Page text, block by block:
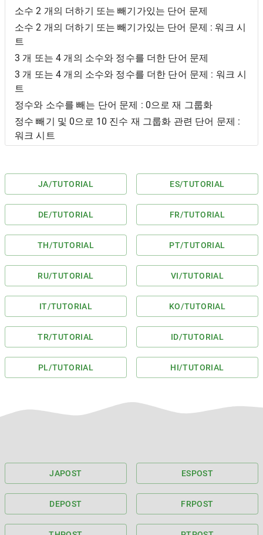
소수 2 개의 더하기 또는 빼기가있는 단어 문제
소수 2 개의 더하기 또는 빼기가있는 단어 문제 : 워크 시
트
3 개 또는 4 개의 소수와 정수를 더한 단어 문제
3 개 또는 4 개의 소수와 정수를 더한 단어 문제 : 워크 시
트
정수와 소수를 빼는 단어 문제 : 0으로 재 그룹화
정수 빼기 및 0으로 10 진수 재 그룹화 관련 단어 문제 :
워크 시트
JA/TUTORIAL ES/TUTORIAL
DE/TUTORIAL FR/TUTORIAL
TH/TUTORIAL PT/TUTORIAL
RU/TUTORIAL VI/TUTORIAL
IT/TUTORIAL KO/TUTORIAL
TR/TUTORIAL ID/TUTORIAL
PL/TUTORIAL HI/TUTORIAL
JAPOST ESPOST
DEPOST FRPOST